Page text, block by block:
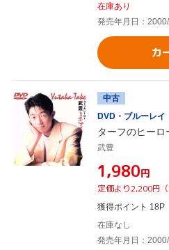
在庫あり
発売年月日：
カ
中古
DVD・ブルーレイ
ターフのヒーロ
武豊
¥1,980円
定価より2,200円
獲得ポイント 18P
在庫なし
発売年月日：